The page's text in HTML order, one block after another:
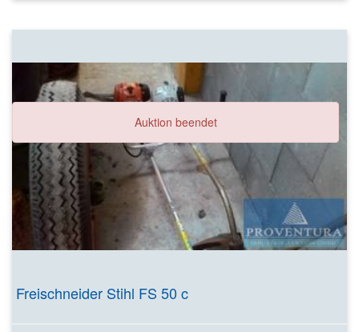
Auktion beendet
Freischneider Stihl FS 50 c